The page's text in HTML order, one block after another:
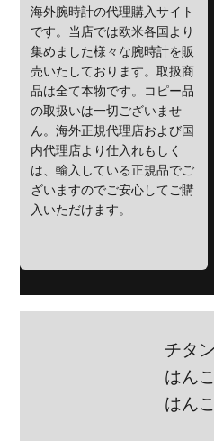
海外腕時計の代理購入サイト
です。当店では欧米各国より
集めました様々な腕時計を販
売いたしております。取扱商
品は全て本物です。コピー品
の取扱いは一切ございませ
ん。海外正規代理店および国
内代理店より仕入れもしく
は、輸入している正規品でご
ざいますのでご安心してご購
入いただけます。
チタ
はん
はんこ